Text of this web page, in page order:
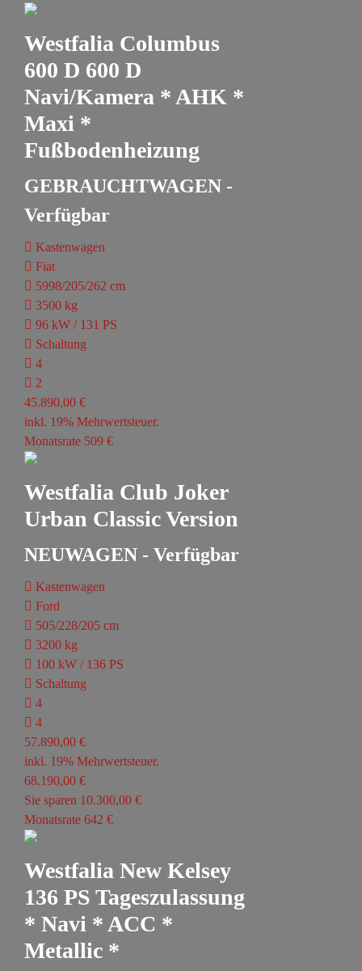
Westfalia Columbus
600 D 600 D
Navi/Kamera * AHK *
Maxi *
Fußbodenheizung
GEBRAUCHTWAGEN -
Verfügbar
Kastenwagen
Fiat
5998/205/262 cm
3500 kg
96 kW / 131 PS
Schaltung
4
2
45.890,00 €
inkl. 19% Mehrwertsteuer.
Monatsrate 509 €
Westfalia Club Joker
Urban Classic Version
NEUWAGEN - Verfügbar
Kastenwagen
Ford
505/228/205 cm
3200 kg
100 kW / 136 PS
Schaltung
4
4
57.890,00 €
inkl. 19% Mehrwertsteuer.
68.190,00 €
Sie sparen 10.300,00 €
Monatsrate 642 €
Westfalia New Kelsey
136 PS Tageszulassung
* Navi * ACC *
Metallic *